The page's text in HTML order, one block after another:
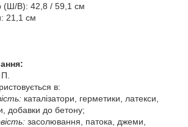
(Ш/В): 42,8 / 59,1 см
21,1 см
в:
каталізатори, герметики, латекси,
добавки до бетону;
засолювання, патока, джеми,